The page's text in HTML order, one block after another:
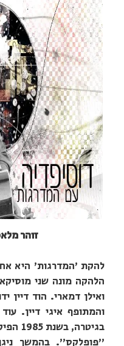
זוהר
להקת 'המדרגות' היא
הלהקה מונה שני
ואילן דמארי. הוד דיין
"פופלקס". בהמשך